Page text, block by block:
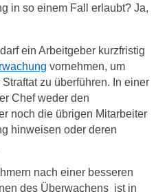
in so einem Fall erlaubt? Ja,
ein Arbeitgeber kurzfristig
vornehmen, um
zu überführen. In einer
Chef weder den
noch die übrigen Mitarbeiter
hinweisen oder deren
nach einer besseren
des Überwachens ist in